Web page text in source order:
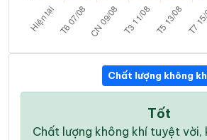
Chất lượng không
Tốt
Chất lượng không khí tuyệt vời,